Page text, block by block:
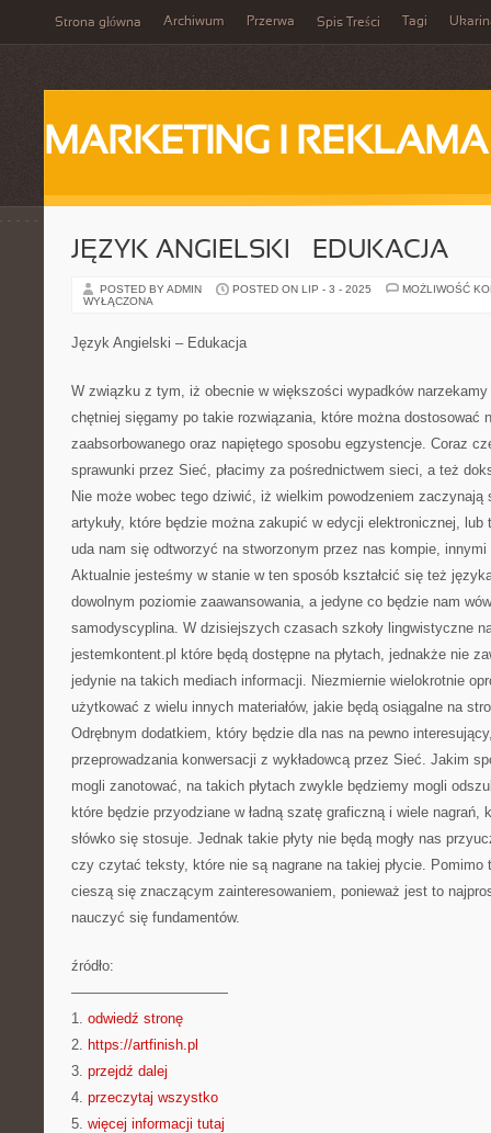
Strona główna Archiwum Przerwa Spis Treści Tagi
MARKETING I REKLAMA
JĘZYK ANGIELSKI – EDUKACJA
POSTED BY ADMIN POSTED ON LIP - 3 - 2025
MOŻLIWOŚĆ
WYŁĄCZONA
Język Angielski – Edukacja
W związku z tym, iż obecnie w większości wypadków
chętniej sięgamy po takie rozwiązania, które można dostosować
zaabsorbowanego oraz napiętego sposobu egzystencje. Coraz
sprawunki przez Sieć, płacimy za pośrednictwem sieci, a też
Nie może wobec tego dziwić, iż wielkim powodzeniem zaczynają
artykuły, które będzie można zakupić w edycji elektronicznej,
uda nam się odtworzyć na stworzonym przez nas kompie, innymi
Aktualnie jesteśmy w stanie w ten sposób kształcić się też
dowolnym poziomie zaawansowania, a jedyne co będzie nam
samodyscyplina. W dzisiejszych czasach szkoły lingwistyczne
jestemkontent.pl które będą dostępne na płytach, jednakże nie
jedynie na takich mediach informacji. Niezmiernie wielokrotnie
użytkować z wielu innych materiałów, jakie będą osiągalne na
Odrębnym dodatkiem, który będzie dla nas na pewno
przeprowadzania konwersacji z wykładowcą przez Sieć. Jakim
mogli zanotować, na takich płytach zwykle będziemy mogli
które będzie przyodziane w ładną szatę graficzną i wiele nagrań,
słówko się stosuje. Jednak takie płyty nie będą mogły nas
czy czytać teksty, które nie są nagrane na takiej płycie. Pomimo
cieszą się znaczącym zainteresowaniem, ponieważ jest to
nauczyć się fundamentów.
źródło:
———————————
1. odwiedź stronę
2. https://artfinish.pl
3. przejdź dalej
4. przeczytaj wszystko
5. więcej informacji tutaj